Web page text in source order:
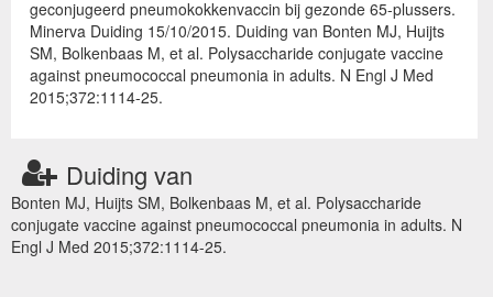
geconjugeerd pneumokokkenvaccin bij gezonde 65-plussers.
Minerva Duiding 15/10/2015. Duiding van Bonten MJ, Huijts
SM, Bolkenbaas M, et al. Polysaccharide conjugate vaccine
against pneumococcal pneumonia in adults. N Engl J Med
2015;372:1114-25.
Duiding van
Bonten MJ, Huijts SM, Bolkenbaas M, et al. Polysaccharide
conjugate vaccine against pneumococcal pneumonia in adults. N
Engl J Med 2015;372:1114-25.